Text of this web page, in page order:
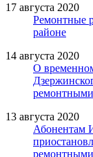
17 августа 2020
Ремонтные
районе
14 августа 2020
О
13 августа 2020
Абонентам